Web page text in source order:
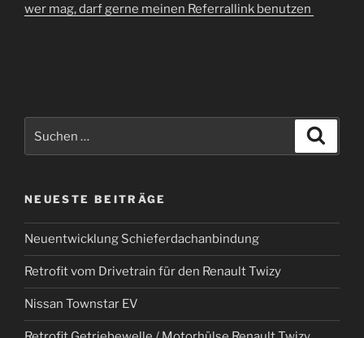
wer mag, darf gerne meinen Referrallink benutzen
nach:
NEUESTE BEITRÄGE
Neuentwicklung Schieferdachanbindung
Retrofit vom Drivetrain für den Renault Twizy
Nissan Townstar EV